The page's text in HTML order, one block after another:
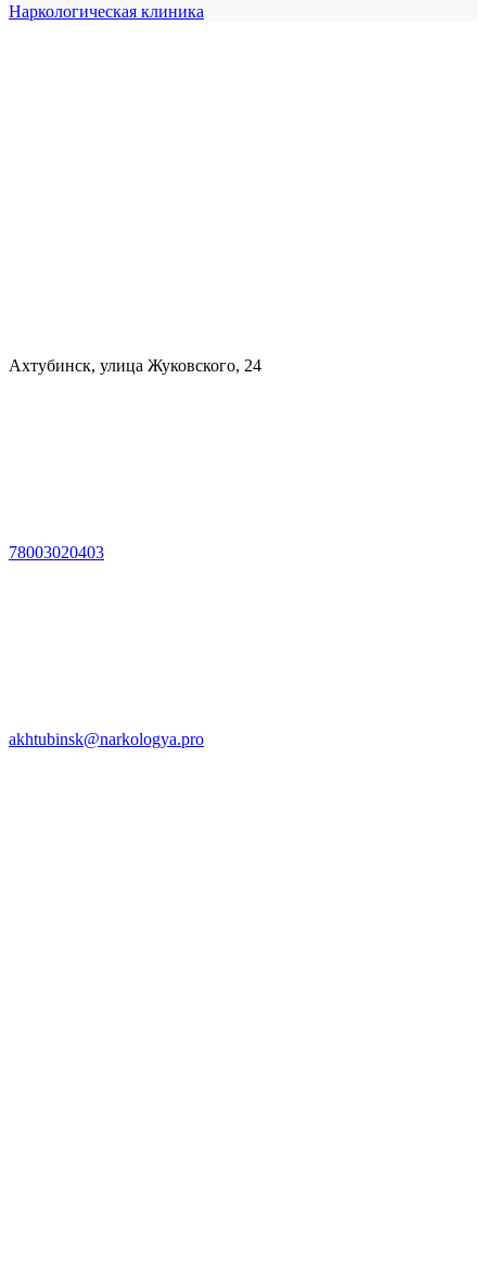
Наркологическая клиника
Ахтубинск, улица Жуковского, 24
78003020403
akhtubinsk@narkologya.pro